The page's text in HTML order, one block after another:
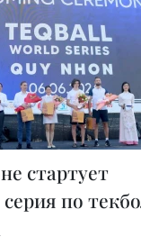
стартует
по